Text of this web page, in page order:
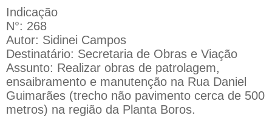
Indicação
N°: 268
Autor: Sidinei Campos
Destinatário: Secretaria de Obras e Viação
Assunto: Realizar obras de patrolagem,
ensaibramento e manutenção na Rua Daniel
Guimarães (trecho não pavimento cerca de 500
metros) na região da Planta Boros.